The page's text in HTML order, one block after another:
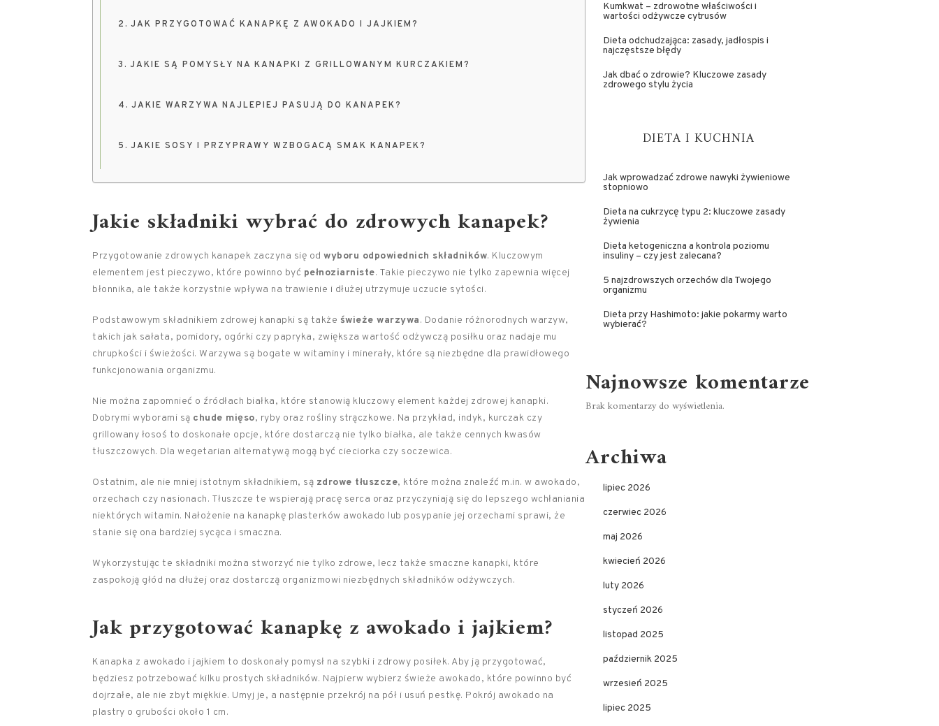
JAK PRZYGOTOWAĆ KANAPKĘ Z AWOKADO I JAJKIEM?
JAKIE SĄ POMYSŁY NA KANAPKI Z GRILLOWANYM KURCZAKIEM?
JAKIE WARZYWA NAJLEPIEJ PASUJĄ DO KANAPEK?
JAKIE SOSY I PRZYPRAWY WZBOGACĄ SMAK KANAPEK?
Jakie składniki wybrać do zdrowych kanapek?
Przygotowanie zdrowych kanapek zaczyna się od wyboru odpowiednich składników. Kluczowym
elementem jest pieczywo, które powinno być pełnoziarniste. Takie pieczywo nie tylko zapewnia więcej
błonnika, ale także korzystnie wpływa na trawienie i dłużej utrzymuje uczucie sytości.
Podstawowym składnikiem zdrowej kanapki są także świeże warzywa. Dodanie różnorodnych warzyw,
takich jak sałata, pomidory, ogórki czy papryka, zwiększa wartość odżywczą posiłku oraz nadaje mu
chrupkości i świeżości. Warzywa są bogate w witaminy i minerały, które są niezbędne dla prawidłowego
funkcjonowania organizmu.
Nie można zapomnieć o źródłach białka, które stanowią kluczowy element każdej zdrowej kanapki.
Dobrymi wyborami są chude mięso, ryby oraz rośliny strączkowe. Na przykład, indyk, kurczak czy
grillowany łosoś to doskonałe opcje, które dostarczą nie tylko białka, ale także cennych kwasów
tłuszczowych. Dla wegetarian alternatywą mogą być cieciorka czy soczewica.
Ostatnim, ale nie mniej istotnym składnikiem, są zdrowe tłuszcze, które można znaleźć m.in. w awokado,
orzechach czy nasionach. Tłuszcze te wspierają pracę serca oraz przyczyniają się do lepszego wchłaniania
niektórych witamin. Nałożenie na kanapkę plasterków awokado lub posypanie jej orzechami sprawi, że
stanie się ona bardziej sycąca i smaczna.
Wykorzystując te składniki można stworzyć nie tylko zdrowe, lecz także smaczne kanapki, które
zaspokoją głód na dłużej oraz dostarczą organizmowi niezbędnych składników odżywczych.
Jak przygotować kanapkę z awokado i jajkiem?
Kanapka z awokado i jajkiem to doskonały pomysł na szybki i zdrowy posiłek. Aby ją przygotować,
będziesz potrzebować kilku prostych składników. Najpierw wybierz świeże awokado, które powinno być
dojrzałe, ale nie zbyt miękkie. Umyj je, a następnie przekrój na pół i usuń pestkę. Pokrój awokado na
plastry o grubości około 1 cm.
Kumkwat – zdrowotne właściwości i
wartości odżywcze cytrusów
Dieta odchudzająca: zasady, jadłospis i
najczęstsze błędy
Jak dbać o zdrowie? Kluczowe zasady
zdrowego stylu życia
DIETA I KUCHNIA
Jak wprowadzać zdrowe nawyki żywieniowe
stopniowo
Dieta na cukrzycę typu 2: kluczowe zasady
żywienia
Dieta ketogeniczna a kontrola poziomu
insuliny – czy jest zalecana?
5 najzdrowszych orzechów dla Twojego
organizmu
Dieta przy Hashimoto: jakie pokarmy warto
wybierać?
Najnowsze komentarze
Brak komentarzy do wyświetlenia.
Archiwa
lipiec 2026
czerwiec 2026
maj 2026
kwiecień 2026
luty 2026
styczeń 2026
listopad 2025
październik 2025
wrzesień 2025
lipiec 2025